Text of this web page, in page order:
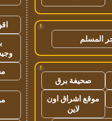
!
المسلم
!
صحيفة برق
موقع اشراق اون
لاين